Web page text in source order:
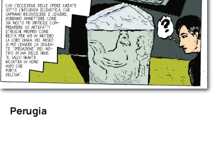
Perugia